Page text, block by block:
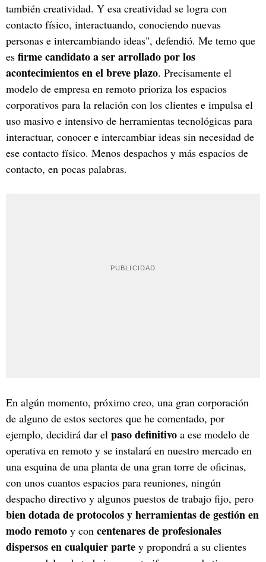
también creatividad. Y esa creatividad se logra con
contacto físico, interactuando, conociendo nuevas
personas e intercambiando ideas", defendió. Me temo que
es firme candidato a ser arrollado por los
acontecimientos en el breve plazo. Precisamente el
modelo de empresa en remoto prioriza los espacios
corporativos para la relación con los clientes e impulsa el
uso masivo e intensivo de herramientas tecnológicas para
interactuar, conocer e intercambiar ideas sin necesidad de
ese contacto físico. Menos despachos y más espacios de
contacto, en pocas palabras.
En algún momento, próximo creo, una gran corporación
de alguno de estos sectores que he comentado, por
ejemplo, decidirá dar el paso definitivo a ese modelo de
operativa en remoto y se instalará en nuestro mercado en
una esquina de una planta de una gran torre de oficinas,
con unos cuantos espacios para reuniones, ningún
despacho directivo y algunos puestos de trabajo fijo, pero
bien dotada de protocolos y herramientas de gestión en
modo remoto y con centenares de profesionales
dispersos en cualquier parte y propondrá a su clientes